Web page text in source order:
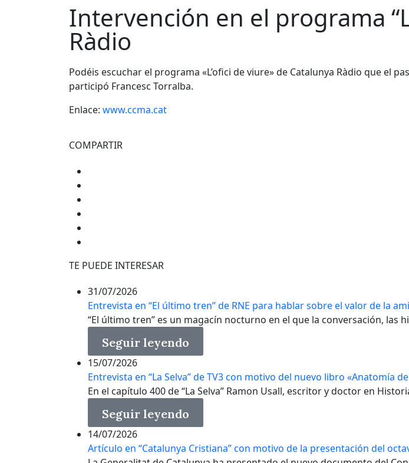
Intervención en el programa
Ràdio
Podéis escuchar el programa «L’ofici de viure» de Catalunya Ràdio que el
participó Francesc Torralba.
Enlace: www.ccma.cat
COMPARTIR
TE PUEDE INTERESAR
31/07/2026
Entrevista en “El último tren” de RNE para hablar sobre el valor de la
“El último tren” es un magacín nocturno en el que la conversación, las
Seguir leyendo
15/07/2026
Entrevista en “La Selva” de TV3 con motivo del nuevo libro «Anatomía
En el capítulo 400 de “La Selva” Ramon Usall, escritor y doctor en
Seguir leyendo
14/07/2026
Artículo en “Catalunya Cristiana” con motivo de la presentación del